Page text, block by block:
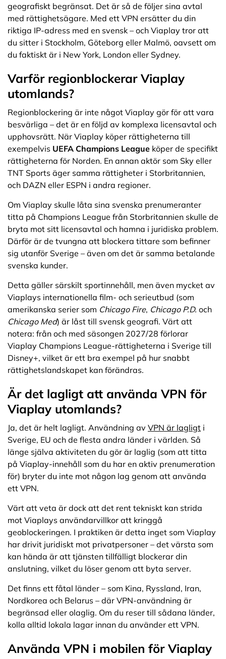
geografiskt begränsat. Det är så de följer sina avtal
med rättighetsägare. Med ett VPN ersätter du din
riktiga IP-adress med en svensk – och Viaplay tror att
du sitter i Stockholm, Göteborg eller Malmö, oavsett om
du faktiskt är i New York, London eller Sydney.
Varför regionblockerar Viaplay
utomlands?
Regionblockering är inte något Viaplay gör för att vara
besvärliga – det är en följd av komplexa licensavtal och
upphovsrätt. När Viaplay köper rättigheterna till
exempelvis UEFA Champions League köper de specifikt
rättigheterna för Norden. En annan aktör som Sky eller
TNT Sports äger samma rättigheter i Storbritannien,
och DAZN eller ESPN i andra regioner.
Om Viaplay skulle låta sina svenska prenumeranter
titta på Champions League från Storbritannien skulle de
bryta mot sitt licensavtal och hamna i juridiska problem.
Därför är de tvungna att blockera tittare som befinner
sig utanför Sverige – även om det är samma betalande
svenska kunder.
Detta gäller särskilt sportinnehåll, men även mycket av
Viaplays internationella film- och serieutbud (som
amerikanska serier som Chicago Fire, Chicago P.D. och
Chicago Med) är låst till svensk geografi. Värt att
notera: från och med säsongen 2027/28 förlorar
Viaplay Champions League-rättigheterna i Sverige till
Disney+, vilket är ett bra exempel på hur snabbt
rättighetslandskapet kan förändras.
Är det lagligt att använda VPN för
Viaplay utomlands?
Ja, det är helt lagligt. Användning av VPN är lagligt i
Sverige, EU och de flesta andra länder i världen. Så
länge själva aktiviteten du gör är laglig (som att titta
på Viaplay-innehåll som du har en aktiv prenumeration
för) bryter du inte mot någon lag genom att använda
ett VPN.
Värt att veta är dock att det rent tekniskt kan strida
mot Viaplays användarvillkor att kringgå
geoblockeringen. I praktiken är detta inget som Viaplay
har drivit juridiskt mot privatpersoner – det värsta som
kan hända är att tjänsten tillfälligt blockerar din
anslutning, vilket du löser genom att byta server.
Det finns ett fåtal länder – som Kina, Ryssland, Iran,
Nordkorea och Belarus – där VPN-användning är
begränsad eller olaglig. Om du reser till sådana länder,
kolla alltid lokala lagar innan du använder ett VPN.
Använda VPN i mobilen för Viaplay